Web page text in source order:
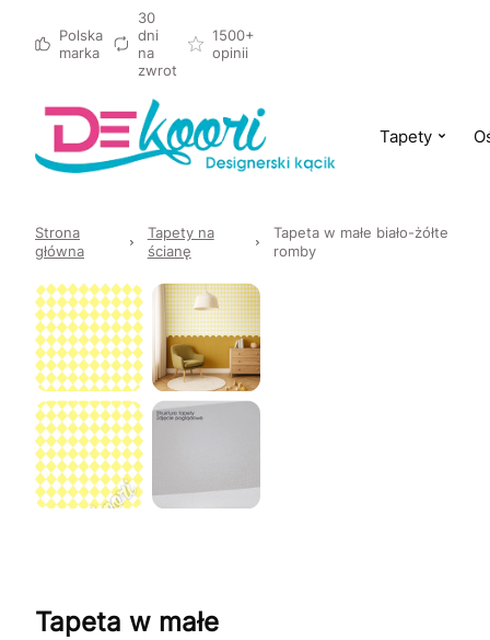
Polska
marka
30
dni
na
zwrot
1500+
opinii
Tapety
Strona
główna
Tapety na
ścianę
Tapeta w małe biało-żółte
romby
Tapeta w małe